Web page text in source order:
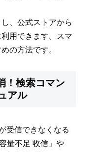
、公式ストアから
用できます。スマ
の方法です。
！検索コマン
アル
受信できなくなる
量不足 收信」や